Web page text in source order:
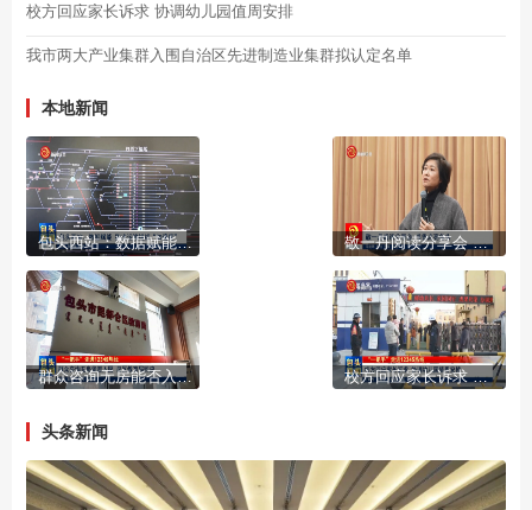
校方回应家长诉求 协调幼儿园值周安排
我市两大产业集群入围自治区先进制造业集群拟认定名单
本地新闻
包头西站：数据赋能 跑出运输组织“加速度” 敬一丹阅读分享会 书香点亮包头
群众咨询无房能否入园 昆区教育局回应 校方回应家长诉求 协调幼儿园值周安排
头条新闻